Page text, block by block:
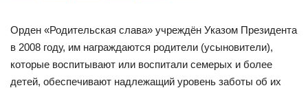
НАУКА
Орден «Родительская слава» учреждён Указом Президента
в 2008 году, им награждаются родители (усыновители),
которые воспитывают или воспитали семерых и более
детей, обеспечивают надлежащий уровень заботы об их